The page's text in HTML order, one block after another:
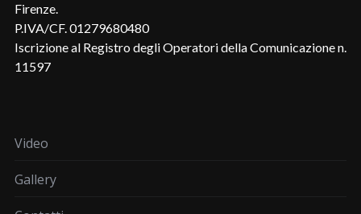
Firenze.
P.IVA/CF. 01279680480
Iscrizione al Registro degli Operatori della Comunicazione n.
11597
Video
Gallery